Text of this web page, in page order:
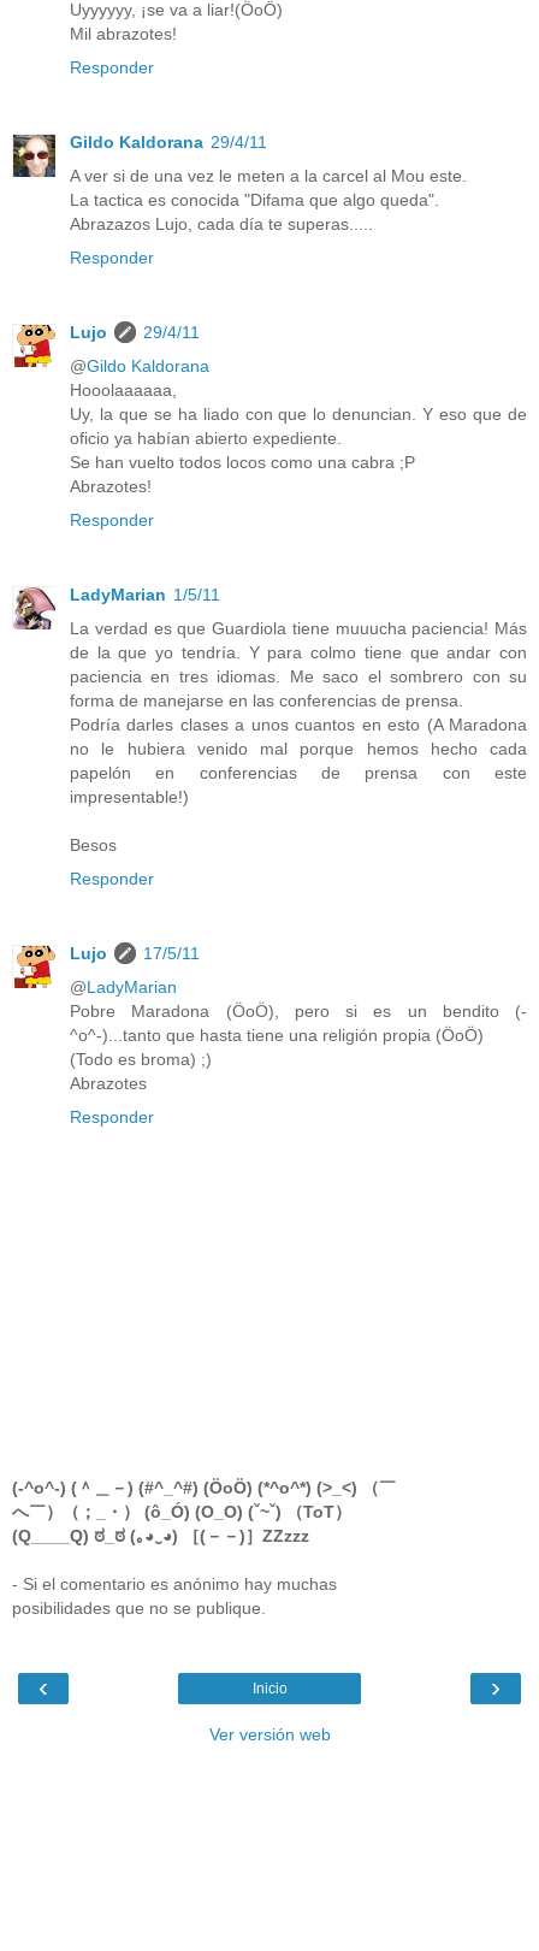
Uyyyyyy, ¡se va a liar!(ÖoÖ)
Mil abrazotes!
Responder
Gildo Kaldorana 29/4/11
A ver si de una vez le meten a la carcel al Mou este.
La tactica es conocida "Difama que algo queda".
Abrazazos Lujo, cada día te superas.....
Responder
Lujo
29/4/11
@Gildo Kaldorana
Hooolaaaaaa,
Uy, la que se ha liado con que lo denuncian. Y eso que de
oficio ya habían abierto expediente.
Se han vuelto todos locos como una cabra ;P
Abrazotes!
Responder
LadyMarian 1/5/11
La verdad es que Guardiola tiene muuucha paciencia! Más
de la que yo tendría. Y para colmo tiene que andar con
paciencia en tres idiomas. Me saco el sombrero con su
forma de manejarse en las conferencias de prensa.
Podría darles clases a unos cuantos en esto (A Maradona
no le hubiera venido mal porque hemos hecho cada
papelón en conferencias de prensa con este
impresentable!)
Besos
Responder
Lujo
17/5/11
@LadyMarian
Pobre Maradona (ÖoÖ), pero si es un bendito (-
^o^-)...tanto que hasta tiene una religión propia (ÖoÖ)
(Todo es broma) ;)
Abrazotes
Responder
(-^o^-) (＾＿－) (#^_^#) (ÖoÖ) (*^o^*) (>_<) （￣
へ￣）（；_・） (ô_Ó) (O_O) (ˇ~ˇ) （ToT）
(Q____Q) ಠ_ಠ (｡◕‿◕) ［(－－)］ZZzzz
- Si el comentario es anónimo hay muchas
posibilidades que no se publique.
‹ ›
Inicio
Ver versión web